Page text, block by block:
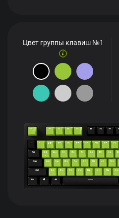
Цвет группы клавиш №1